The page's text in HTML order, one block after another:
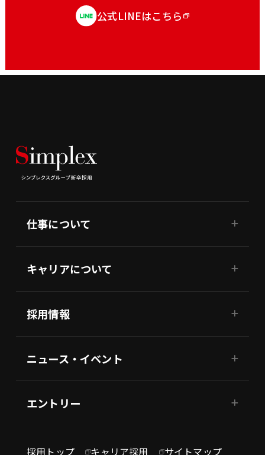
公式LINEはこちら
仕事について
キャリアについて
採用情報
ニュース・イベント
エントリー
採用トップ キャリア採用 サイトマップ